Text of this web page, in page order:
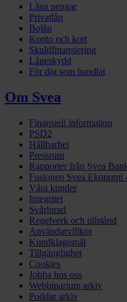
Låna pengar
Privatlån
Bolån
Konto och kort
Skuldfinansiering
Låneskydd
För dig som handlat
Om Svea
Finansiell information
PSD2
Hållbarhet
Pressrum
Rapporter från Svea
Fusionen Svea Ekonomi
Våra kunder
Integritet
Svårlurad
Regelverk och tillstånd
Användarvillkor
Kundklagomål
Tillgänglighet
Cookies
Jobba hos oss
Webbinarium arkiv
Poddar arkiv